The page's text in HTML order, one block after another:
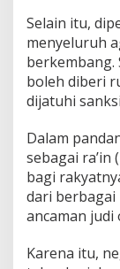
Selain itu,
menyeluruh
boleh diberi
dijatuhi
Dalam
sebagai
bagi
dari
ancaman judi
Karena itu,